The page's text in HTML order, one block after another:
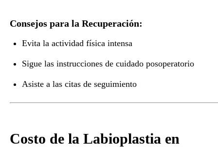
Consejos para la Recuperación:
Evita la actividad física intensa
Sigue las instrucciones de cuidado posoperatorio
Asiste a las citas de seguimiento
Costo de la Labioplastia en